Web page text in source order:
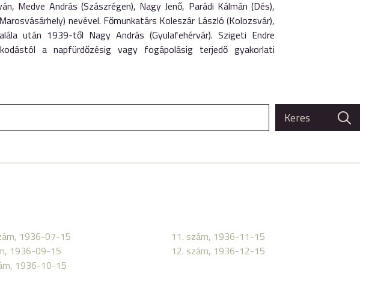
Medve András (Szászrégen), Nagy Jenő, Parádi Kálmán (Dés),
nevével. Főmunkatárs Koleszár László (Kolozsvár),
után 1939-től Nagy András (Gyulafehérvár). Szigeti Endre
a napfürdőzésig vagy fogápolásig terjedő gyakorlati
1936-07-15
1936-09-15
1936-10-15
11. szám, 1936-11-15
12. szám, 1936-12-15